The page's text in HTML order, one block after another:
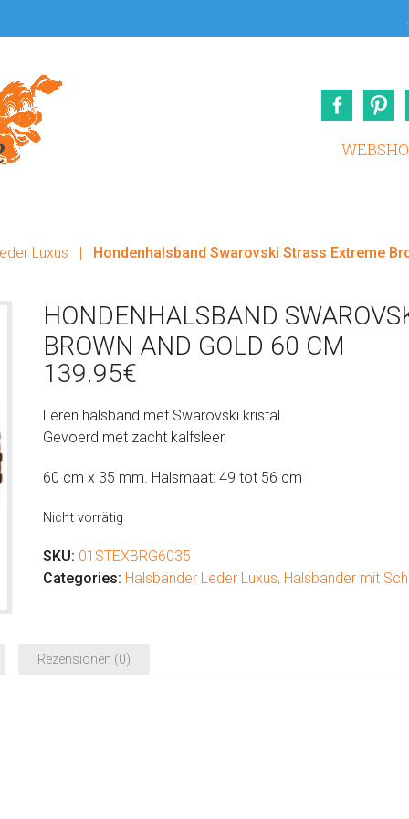
.
Luxus | Hondenhalsband Swarovski Strass Extreme
HONDENHALSBAND
BROWN AND GOLD 60 CM
139.95€
Leren halsband met Swarovski kristal.
Gevoerd met zacht kalfsleer.
60 cm x 35 mm. Halsmaat: 49 tot 56 cm
Nicht vorrätig
SKU: 01STEXBRG6035
Categories: Halsbänder Leder Luxus, Halsbander mit
Rezensionen (0)